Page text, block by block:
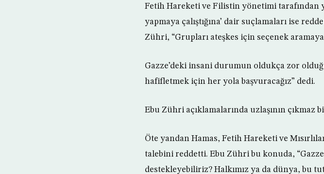
Fetih Hareketi ve Filistin yönetimi tarafından
yapmaya çalıştığına’ dair suçlamaları ise
Zühri, “Grupları ateşkes için seçenek
Gazze’deki insani durumun oldukça zor
hafifletmek için her yola başvuracağız” dedi.
Ebu Zühri açıklamalarında uzlaşının
Öte yandan Hamas, Fetih Hareketi ve
talebini reddetti. Ebu Zühri bu konuda,
destekleyebiliriz? Halkımız ya da dünya, bu